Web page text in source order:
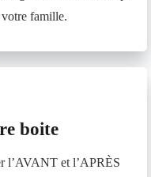
famille.
boite
l’AVANT et l’APRÈS